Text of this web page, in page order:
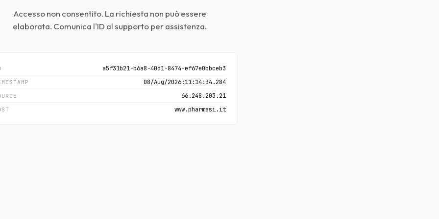
Accesso non consentito. La richiesta non può essere
elaborata. Comunica l'ID al supporto per assistenza.
a5f31b21-b6a8-40d1-8474-ef67e0bbceb3
08/Aug/2026:11:14:34.284
66.248.203.21
www.pharmasi.it